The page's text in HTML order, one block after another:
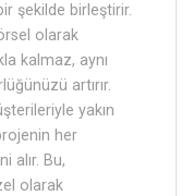
şekilde birleştirir.
olarak
kalmaz, aynı
artırır.
yakın
her
alır. Bu,
olarak